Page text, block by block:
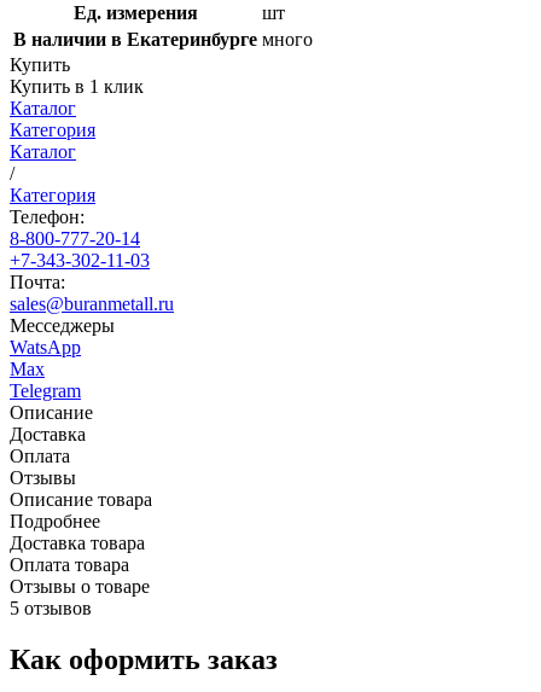
Ед. измерения
шт
В наличии в Екатеринбурге много
Купить
Купить в 1 клик
Каталог
Категория
Каталог
/
Категория
Телефон:
8-800-777-20-14
+7-343-302-11-03
Почта:
sales@buranmetall.ru
Месседжеры
WatsApp
Max
Telegram
Описание
Доставка
Оплата
Отзывы
Описание товара
Подробнее
Доставка товара
Оплата товара
Отзывы о товаре
5 отзывов
Как оформить заказ